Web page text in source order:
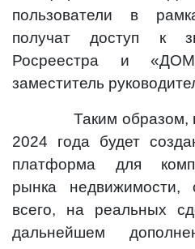
пользователи в
получат доступ к
Росреестра и
заместитель
Таким образом, по
2024 года будет
платформа для
рынка недвижимости,
всего, на реальных
дальнейшем